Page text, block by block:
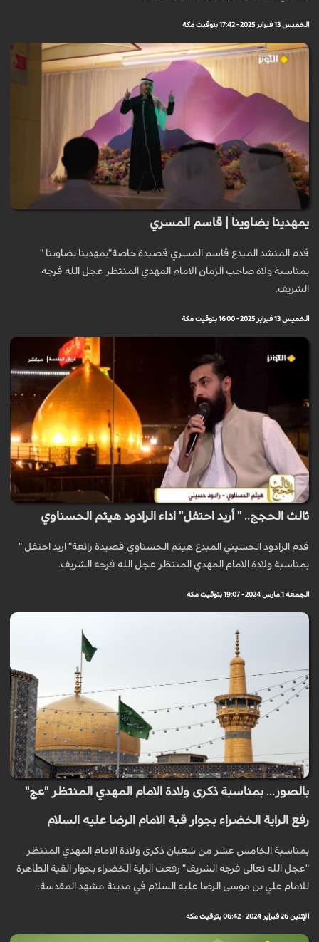
الخميس 13 فبراير 2025 - 17:42 بتوقيت مكة
يمهدينا يضاوينا | قاسم المسري
قدم المنشد المبدع قاسم المسري قصيدة خاصة"يمهدينا يضاوينا "
بمناسبة ولاة صاحب الزمان الامام المهدي المنتظر عجل الله فرجه
الشريف.
الخميس 13 فبراير 2025 - 16:00 بتوقيت مكة
ثالث الحجج.. " أريد احتفل" اداء الرادود هيثم الحسناوي
قدم الرادود الحسيني المبدع هيثم الحسناوي قصيدة رائعة" اريد احتفل "
بمناسبة ولادة الامام المهدي المنتظر عجل الله فرجه الشريف.
الجمعة 1 مارس 2024 - 19:07 بتوقيت مكة
بالصور... بمناسبة ذكرى ولادة الامام المهدي المنتظر "عج"
رفع الراية الخضراء بجوار قبة الامام الرضا عليه السلام
بمناسبة الخامس عشر من شعبان ذكرى ولادة الامام المهدي المنتظر
"عجل الله تعالى فرجه الشريف" رفعت الراية الخضراء بجوار القبة الطاهرة
للامام علي بن موسى الرضا عليه السلام في مدينة مشهد المقدسة.
الإثنين 26 فبراير 2024 - 06:42 بتوقيت مكة